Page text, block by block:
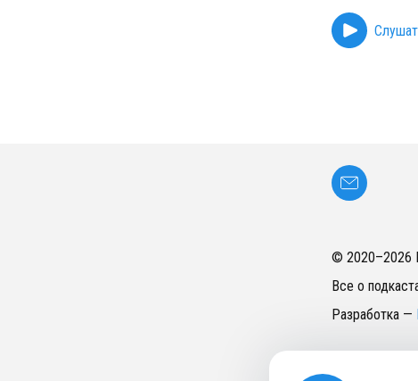
© 2020–2026
Все о
Разработка —